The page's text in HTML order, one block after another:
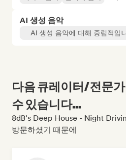
AI 생성 음악
AI 생성 음악에 대해 중립적입
다음 큐레이터/전문
수 있습니다...
8dB's Deep House - Night
방문하셨기 때문에